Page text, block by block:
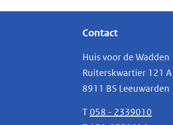
Contact
Huis voor de Wadden
Ruiterskwartier 121 A
8911 BS Leeuwarden
T 058 - 2339010